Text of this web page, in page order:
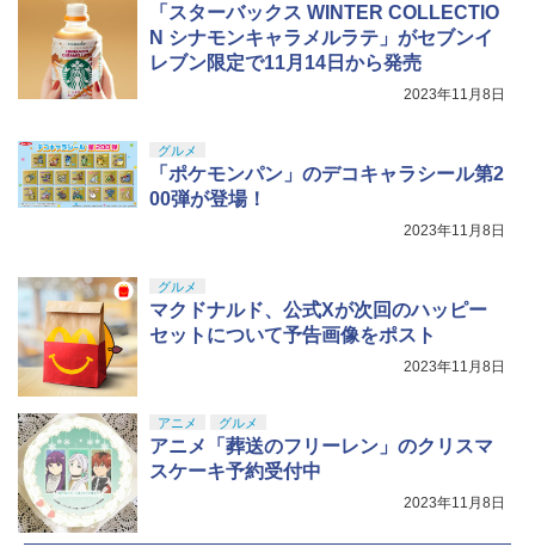
「スターバックス WINTER COLLECTIO
N シナモンキャラメルラテ」がセブンイ
レブン限定で11月14日から発売
2023年11月8日
グルメ
「ポケモンパン」のデコキャラシール第2
00弾が登場！
2023年11月8日
グルメ
マクドナルド、公式Xが次回のハッピー
セットについて予告画像をポスト
2023年11月8日
アニメ グルメ
アニメ「葬送のフリーレン」のクリスマ
スケーキ予約受付中
2023年11月8日